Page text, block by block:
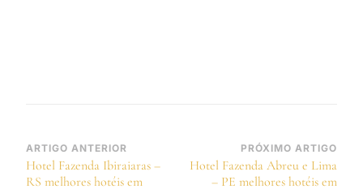
Navegação
de
ARTIGO ANTERIOR
Hotel Fazenda Ibiraiaras –
RS melhores hotéis em
PRÓXIMO ARTIGO
Hotel Fazenda Abreu e Lima
– PE melhores hotéis em